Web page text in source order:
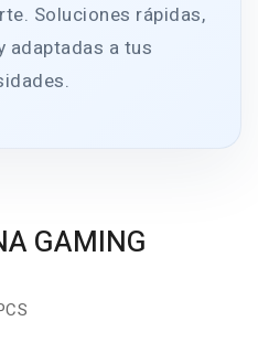
Soluciones rápidas,
adaptadas a tus
GAMING